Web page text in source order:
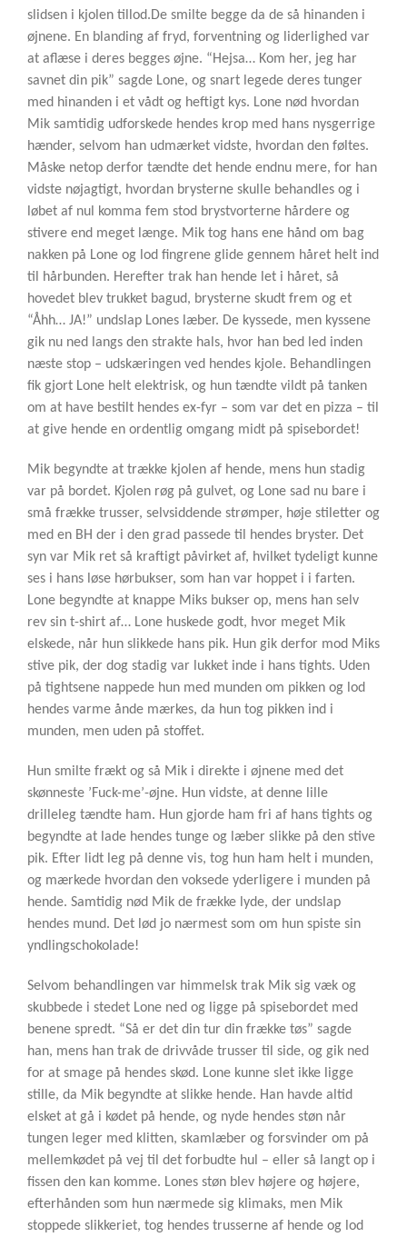
slidsen i kjolen tillod.De smilte begge da de så hinanden i
øjnene. En blanding af fryd, forventning og liderlighed var
at aflæse i deres begges øjne. “Hejsa… Kom her, jeg har
savnet din pik” sagde Lone, og snart legede deres tunger
med hinanden i et vådt og heftigt kys. Lone nød hvordan
Mik samtidig udforskede hendes krop med hans nysgerrige
hænder, selvom han udmærket vidste, hvordan den føltes.
Måske netop derfor tændte det hende endnu mere, for han
vidste nøjagtigt, hvordan brysterne skulle behandles og i
løbet af nul komma fem stod brystvorterne hårdere og
stivere end meget længe. Mik tog hans ene hånd om bag
nakken på Lone og lod fingrene glide gennem håret helt ind
til hårbunden. Herefter trak han hende let i håret, så
hovedet blev trukket bagud, brysterne skudt frem og et
“Åhh… JA!” undslap Lones læber. De kyssede, men kyssene
gik nu ned langs den strakte hals, hvor han bed led inden
næste stop – udskæringen ved hendes kjole. Behandlingen
fik gjort Lone helt elektrisk, og hun tændte vildt på tanken
om at have bestilt hendes ex-fyr – som var det en pizza – til
at give hende en ordentlig omgang midt på spisebordet!
Mik begyndte at trække kjolen af hende, mens hun stadig
var på bordet. Kjolen røg på gulvet, og Lone sad nu bare i
små frække trusser, selvsiddende strømper, høje stiletter og
med en BH der i den grad passede til hendes bryster. Det
syn var Mik ret så kraftigt påvirket af, hvilket tydeligt kunne
ses i hans løse hørbukser, som han var hoppet i i farten.
Lone begyndte at knappe Miks bukser op, mens han selv
rev sin t-shirt af… Lone huskede godt, hvor meget Mik
elskede, når hun slikkede hans pik. Hun gik derfor mod Miks
stive pik, der dog stadig var lukket inde i hans tights. Uden
på tightsene nappede hun med munden om pikken og lod
hendes varme ånde mærkes, da hun tog pikken ind i
munden, men uden på stoffet.
Hun smilte frækt og så Mik i direkte i øjnene med det
skønneste ’Fuck-me’-øjne. Hun vidste, at denne lille
drilleleg tændte ham. Hun gjorde ham fri af hans tights og
begyndte at lade hendes tunge og læber slikke på den stive
pik. Efter lidt leg på denne vis, tog hun ham helt i munden,
og mærkede hvordan den voksede yderligere i munden på
hende. Samtidig nød Mik de frække lyde, der undslap
hendes mund. Det lød jo nærmest som om hun spiste sin
yndlingschokolade!
Selvom behandlingen var himmelsk trak Mik sig væk og
skubbede i stedet Lone ned og ligge på spisebordet med
benene spredt. “Så er det din tur din frække tøs” sagde
han, mens han trak de drivvåde trusser til side, og gik ned
for at smage på hendes skød. Lone kunne slet ikke ligge
stille, da Mik begyndte at slikke hende. Han havde altid
elsket at gå i kødet på hende, og nyde hendes støn når
tungen leger med klitten, skamlæber og forsvinder om på
mellemkødet på vej til det forbudte hul – eller så langt op i
fissen den kan komme. Lones støn blev højere og højere,
efterhånden som hun nærmede sig klimaks, men Mik
stoppede slikkeriet, tog hendes trusserne af hende og lod